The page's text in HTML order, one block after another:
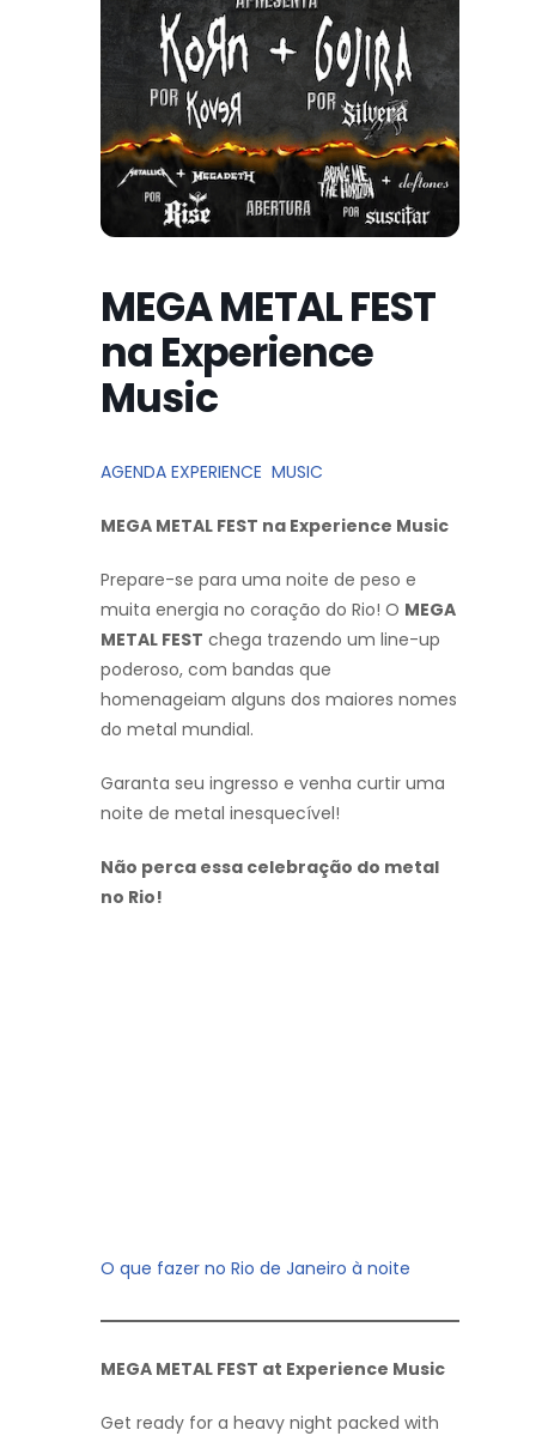
MEGA METAL FEST
na Experience
Music
AGENDA EXPERIENCE MUSIC
MEGA METAL FEST na Experience Music
Prepare-se para uma noite de peso e
muita energia no coração do Rio! O MEGA
METAL FEST chega trazendo um line-up
poderoso, com bandas que
homenageiam alguns dos maiores nomes
do metal mundial.
Garanta seu ingresso e venha curtir uma
noite de metal inesquecível!
Não perca essa celebração do metal
no Rio!
O que fazer no Rio de Janeiro à noite
MEGA METAL FEST at Experience Music
Get ready for a heavy night packed with